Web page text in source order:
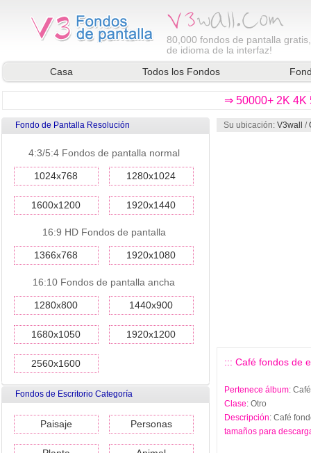
80,000 fondos de pantalla
de idioma de la interfaz!
Casa
Todos los Fondos
⇒ 50000+ 2K 4K
Fondo de Pantalla Resolución
4:3/5:4 Fondos de pantalla normal
1024x768 1280x1024
1600x1200 1920x1440
16:9 HD Fondos de pantalla
1366x768 1920x1080
16:10 Fondos de pantalla ancha
1280x800 1440x900
1680x1050 1920x1200
2560x1600
Fondos de Escritorio Categoría
Paisaje Personas
Su ubicación: V3wall /
::: Café fondos de
Pertenece álbum:
Clase: Otro
Descripción: Café
tamaños para